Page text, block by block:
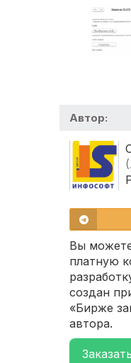
Автор:
Вы
платную
создан
«Бирже
автора.